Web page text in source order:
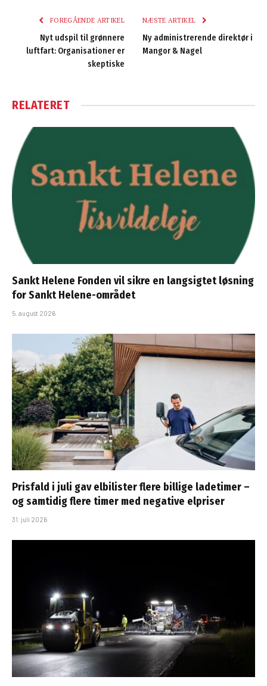
FOREGÅENDE ARTIKEL
Nyt udspil til grønnere
luftfart: Organisationer er
skeptiske
NÆSTE ARTIKEL
Ny administrerende direktør i
Mangor & Nagel
RELATERET
Sankt Helene Fonden vil sikre en langsigtet løsning
for Sankt Helene-området
5. august 2026
Prisfald i juli gav elbilister flere billige ladetimer –
og samtidig flere timer med negative elpriser
31. juli 2026